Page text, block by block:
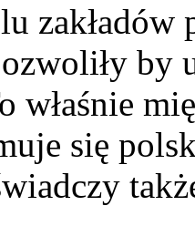
zakładów
by
właśnie
się